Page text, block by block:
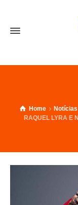
Home Notícias
RAQUEL LYRA E